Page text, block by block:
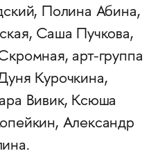
Полина Абина,
Саша Пучкова,
арт-группа
Курочкина,
Вивик, Ксюша
Александр